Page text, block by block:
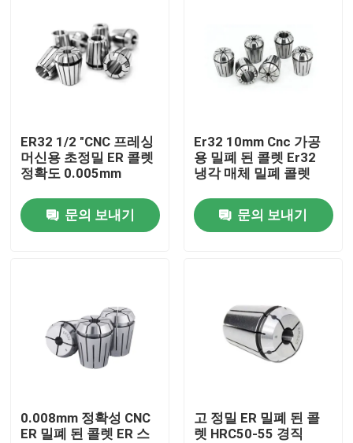
제품
비디오
회사 소개
공장 여행
품질 관리
인용문을 요구하세요
SK 툴 홀더
ER32 1/2 "CNC 프레싱
머신용 초정밀 ER 콜렛
정확도 0.005mm
문의 보내기
Er32 10mm Cnc 가공
용 밀폐 된 콜렛 Er32
냉각 매체 밀폐 콜렛
문의 보내기
0.008mm 정확성 CNC
ER 밀폐 된 콜렛 ER 스
고 정밀 ER 밀폐 된 콜
렛 HRC50-55 경직